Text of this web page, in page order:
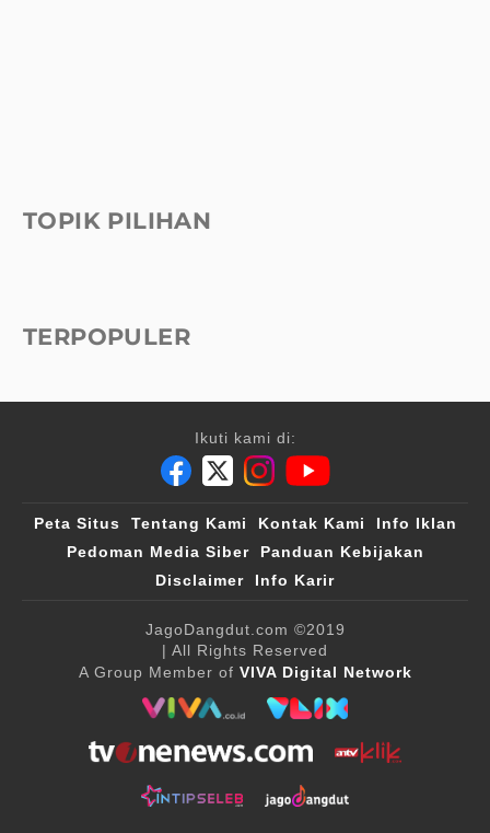
TOPIK PILIHAN
TERPOPULER
Ikuti kami di:
Peta Situs Tentang Kami Kontak Kami
Info Iklan
Pedoman Media Siber
Panduan Kebijakan
Disclaimer
Info Karir
JagoDangdut.com ©2019
| All Rights Reserved
A Group Member of VIVA Digital Network